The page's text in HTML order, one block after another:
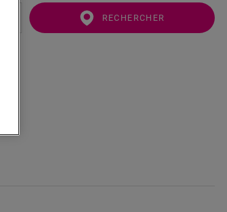
RECHERCHER